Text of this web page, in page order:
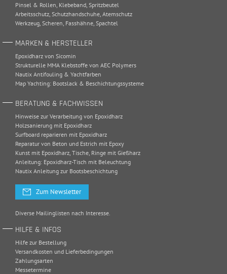
Pinsel & Rollen Klebeband Spritzbeutel
Arbeitsschutz Schutzhandschuhe Atemschutz
Werkzeug Scheren Fasshähne Spachtel
MARKEN & HERSTELLER
Epoxidharz von Sicomin
Strukturelle MMA Klebstoffe von AEC Polymers
Nautix Antifouling & Yachtfarben
Map Yachting: Bootslack & Beschichtungssysteme
BERATUNG & FACHWISSEN
Hinweise zur Verarbeitung von Epoxidharz
Holzsanierung mit Epoxidharz
Surfboard reparieren mit Epoxidharz
Reparatur von Beton und Estrich mit Epoxy
Kunst mit Epoxidharz, Tische, Ringe mit Gießharz
Anleitung: Epoxidharz-Tisch mit Beleuchtung
Nautix Anleitung zur Bootsbeschichtung
Zum Newsletter
Diverse Mailinglisten nach Interesse.
HILFE & INFOS
Hilfe zur Bestellung
Versandkosten und Lieferbedingungen
Zahlungsarten
Messetermine